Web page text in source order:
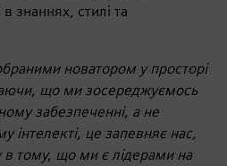
знаннях, стилі та
новатором у просторі
що ми зосереджуємось
забезпеченні, а не
інтелекті, це запевняє нас,
в тому, що ми є лідерами на